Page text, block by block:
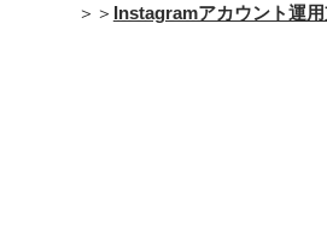
＞＞ Instagramアカウント運